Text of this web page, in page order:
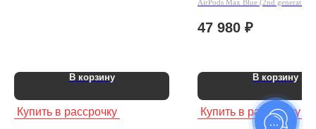
В корзину
Купить в рассрочку
AirPods Max Blue (2nd generation)
47 980 ₽
В корзину
Купить в рассрочку